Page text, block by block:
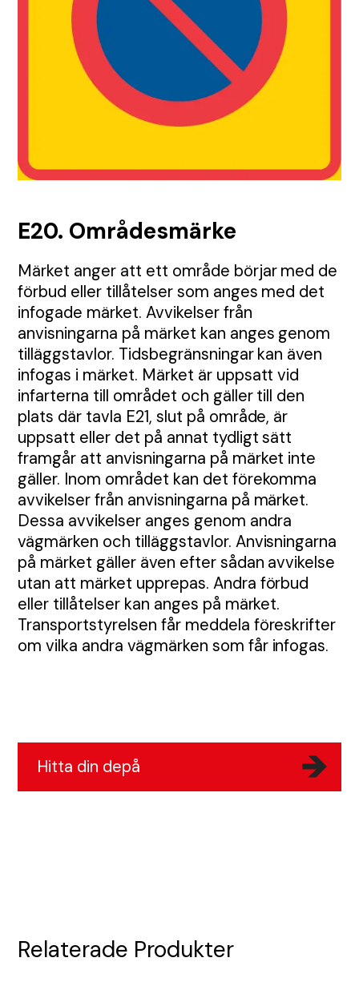
Nyheter
Etablering Tillstånd
Anbud Samordning Tillsyn
Permanent skyltning
Utbildningar
Visa alla Produkter
Tungavstängning
Farthinder och kabelskydd
Bullerskydd och skalskydd
Portabla trafikljus Skyltar
Tjältiningsmaskin Stadsdesign
Kundcase
Våra depåer
E20. Områdesmärke
Märket anger att ett område börjar med de
förbud eller tillåtelser som anges med det
infogade märket. Avvikelser från
anvisningarna på märket kan anges genom
tilläggstavlor. Tidsbegränsningar kan även
infogas i märket. Märket är uppsatt vid
infarterna till området och gäller till den
plats där tavla E21, slut på område, är
uppsatt eller det på annat tydligt sätt
framgår att anvisningarna på märket inte
gäller. Inom området kan det förekomma
avvikelser från anvisningarna på märket.
Dessa avvikelser anges genom andra
vägmärken och tilläggstavlor. Anvisningarna
på märket gäller även efter sådan avvikelse
utan att märket upprepas. Andra förbud
eller tillåtelser kan anges på märket.
Transportstyrelsen får meddela föreskrifter
om vilka andra vägmärken som får infogas.
Hitta din depå
Relaterade Produkter